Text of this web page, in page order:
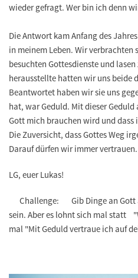
wieder gefragt. Wer bin ich denn
Die Antwort kam Anfang des
in meinem Leben. Wir verbrachten
besuchten Gottesdienste und
herausstellte hatten wir uns beide
Beantwortet haben wir sie uns
hat, war Geduld. Mit dieser
Gott mich brauchen wird und dass
Die Zuversicht, dass Gottes Weg
Darauf dürfen wir immer
LG, euer Lukas!
Challenge: Gib Dinge an Gott
sein. Aber es lohnt sich mal statt
mal "Mit Geduld vertraue ich auf